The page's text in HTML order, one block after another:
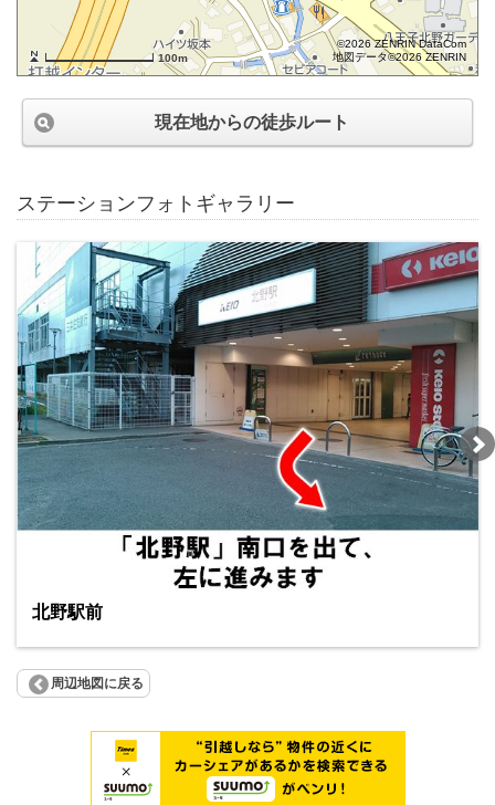
100m
©2026 ZENRIN DataCom
地図データ©2026 ZENRIN
現在地からの徒歩ルート
ステーションフォトギャラリー
北野駅前
周辺地図に戻る